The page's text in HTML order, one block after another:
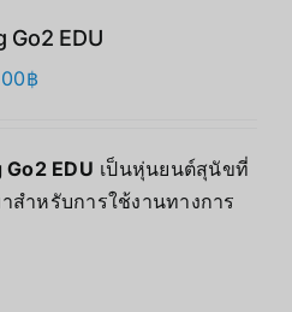
Go2 EDU
฿
EDU เป็นหุ่นยนต์สุนัขที่
สำหรับการใช้งานทางการ